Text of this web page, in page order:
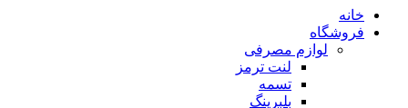
خانه
فروشگاه
لوازم مصرفی
لنت ترمز
تسمه
بلبرینگ